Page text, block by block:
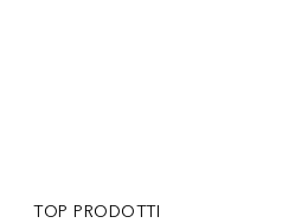
TOP PRODOTTI